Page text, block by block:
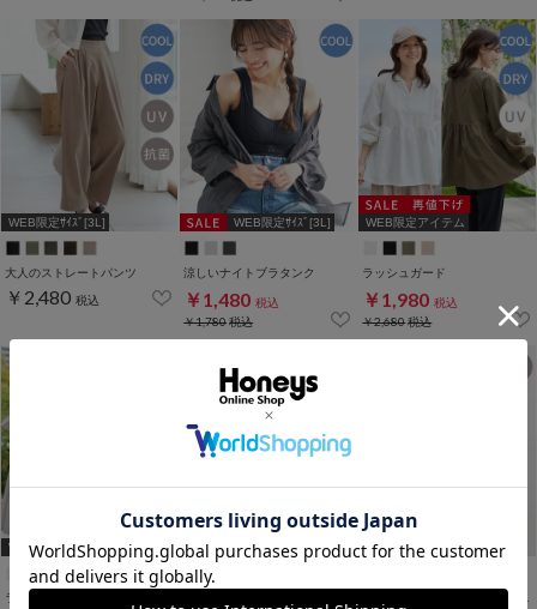
WEB限定ｻｲｽﾞ[3L]
大人のストレートパンツ
￥2,480 税込
WEB限定ｻｲｽﾞ[3L]
涼しいナイトブラタンク
￥1,480 税込
￥1,780税込
WEB限定アイテム
ラッシュガード
￥1,980 税込
￥2,680税込
WEB限定アイテム
ラッシュガードパーカー
WEB限定ｻｲｽﾞ[3L] WEB限定ｻｲｽﾞ[3L]